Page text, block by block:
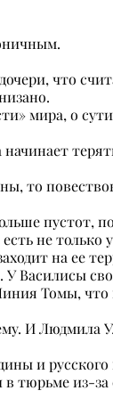
что
мира, о
то
не только
на ее
У Василисы
Томы,
И Людмила
и
в тюрьме из-